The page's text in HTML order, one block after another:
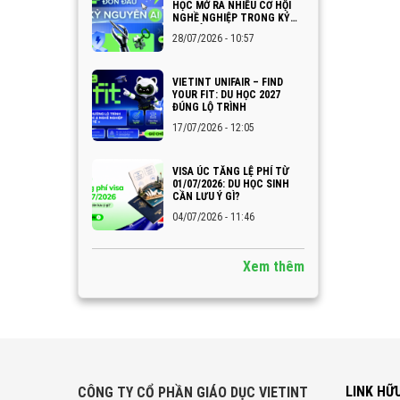
HỌC MỞ RA NHIỀU CƠ HỘI
NGHỀ NGHIỆP TRONG KỶ
28/07/2026 - 10:57
VIETINT UNIFAIR – FIND
YOUR FIT: DU HỌC 2027
ĐÚNG LỘ TRÌNH
17/07/2026 - 12:05
VISA ÚC TĂNG LỆ PHÍ TỪ
01/07/2026: DU HỌC SINH
CẦN LƯU Ý GÌ?
04/07/2026 - 11:46
Xem thêm
CÔNG TY CỔ PHẦN GIÁO DỤC VIETINT LINK